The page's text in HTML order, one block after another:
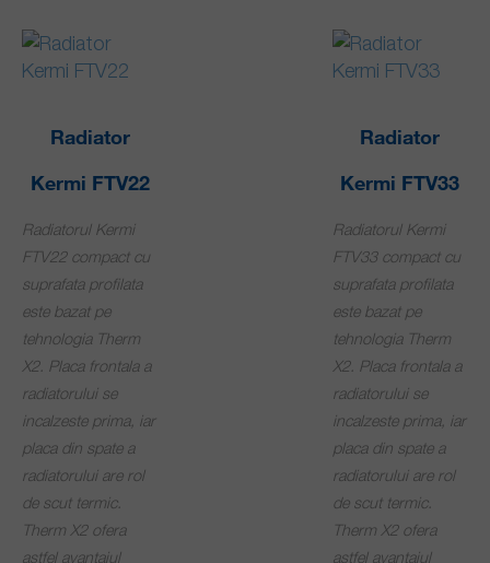
Radiator
Kermi FTV22
Radiatorul Kermi
FTV22 compact cu
suprafata profilata
este bazat pe
tehnologia Therm
X2. Placa frontala a
radiatorului se
incalzeste prima, iar
placa din spate a
radiatorului are rol
de scut termic.
Therm X2 ofera
astfel avantajul
Radiator
Kermi FTV33
Radiatorul Kermi
FTV33 compact cu
suprafata profilata
este bazat pe
tehnologia Therm
X2. Placa frontala a
radiatorului se
incalzeste prima, iar
placa din spate a
radiatorului are rol
de scut termic.
Therm X2 ofera
astfel avantajul